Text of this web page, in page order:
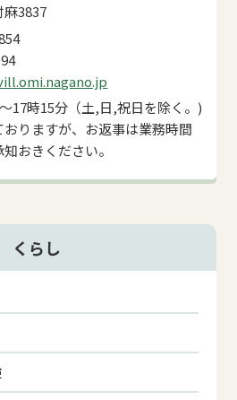
3837
17時15分（土,日,祝日を除く。)
りますが、お返事は業務時間
おきください。
くらし